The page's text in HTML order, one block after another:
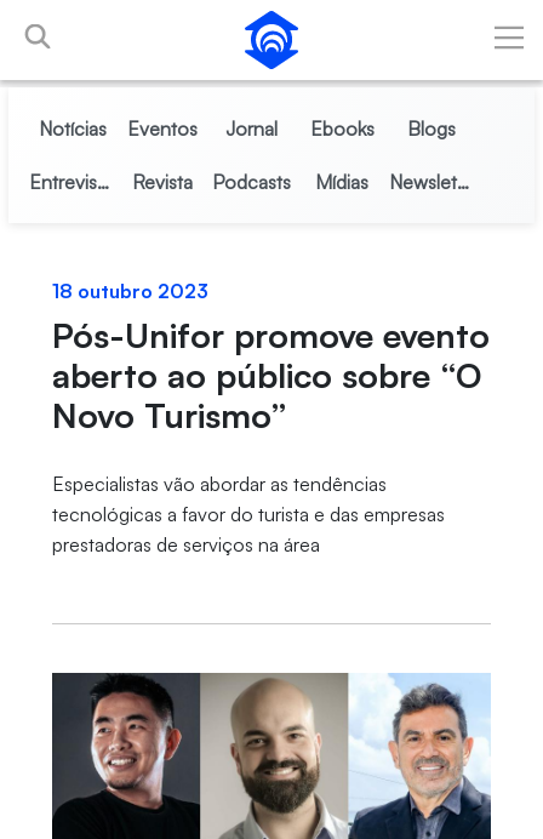
Pular para o Conteúdo principal
Notícias Eventos Jornal Ebooks Blogs
Entrevistas Revista Podcasts Mídias Newsletter
18 outubro 2023
Pós-Unifor promove evento
aberto ao público sobre “O
Novo Turismo”
Especialistas vão abordar as tendências
tecnológicas a favor do turista e das empresas
prestadoras de serviços na área